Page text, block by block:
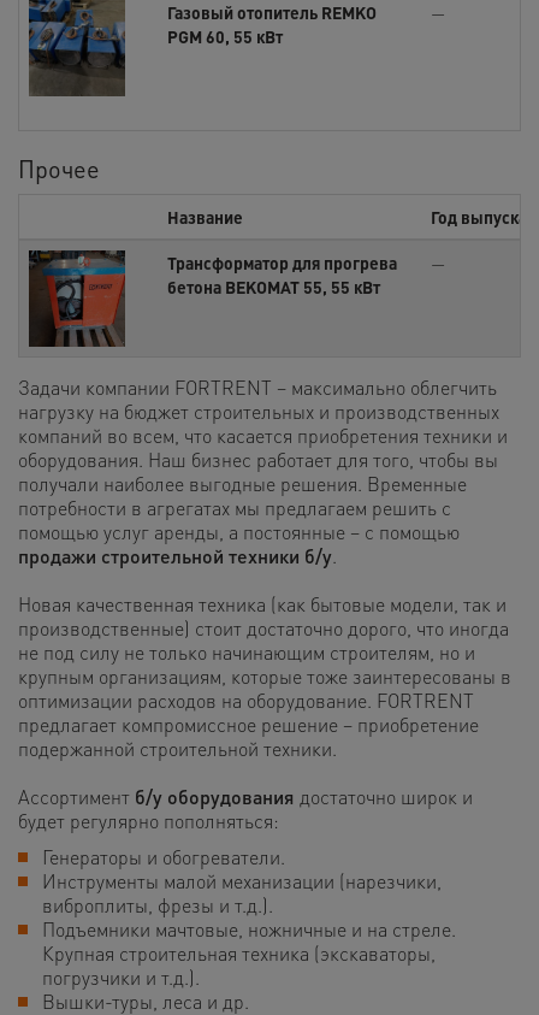
Газовый отопитель REMKO
PGM 60, 55 кВт
—
Прочее
Название Год выпуска
Трансформатор для прогрева
бетона BEKOMAT 55, 55 кВт
—
Задачи компании FORTRENT – максимально облегчить
нагрузку на бюджет строительных и производственных
компаний во всем, что касается приобретения техники и
оборудования. Наш бизнес работает для того, чтобы вы
получали наиболее выгодные решения. Временные
потребности в агрегатах мы предлагаем решить с
помощью услуг аренды, а постоянные – с помощью
продажи строительной техники б/у
Новая качественная техника (как бытовые модели, так и
производственные) стоит достаточно дорого, что иногда
не под силу не только начинающим строителям, но и
крупным организациям, которые тоже заинтересованы в
оптимизации расходов на оборудование. FORTRENT
предлагает компромиссное решение – приобретение
подержанной строительной техники.
Ассортимент б/у оборудования достаточно широк и
будет регулярно пополняться:
Генераторы и обогреватели.
Инструменты малой механизации (нарезчики,
виброплиты, фрезы и т.д.).
Подъемники мачтовые, ножничные и на стреле.
Крупная строительная техника (экскаваторы,
погрузчики и т.д.).
Вышки-туры, леса и др.